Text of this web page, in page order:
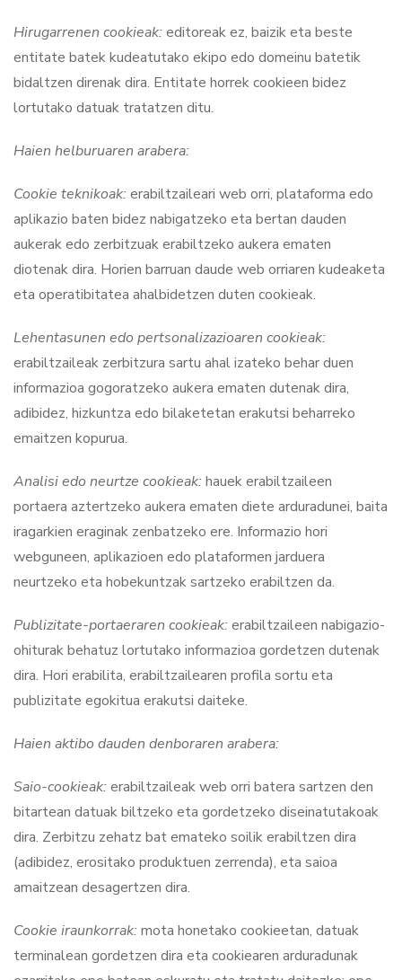
Hirugarrenen cookieak: editoreak ez, baizik eta beste
entitate batek kudeatutako ekipo edo domeinu batetik
bidaltzen direnak dira. Entitate horrek cookieen bidez
lortutako datuak tratatzen ditu.
Haien helburuaren arabera:
Cookie teknikoak: erabiltzaileari web orri, plataforma edo
aplikazio baten bidez nabigatzeko eta bertan dauden
aukerak edo zerbitzuak erabiltzeko aukera ematen
diotenak dira. Horien barruan daude web orriaren kudeaketa
eta operatibitatea ahalbidetzen duten cookieak.
Lehentasunen edo pertsonalizazioaren cookieak:
erabiltzaileak zerbitzura sartu ahal izateko behar duen
informazioa gogoratzeko aukera ematen dutenak dira,
adibidez, hizkuntza edo bilaketetan erakutsi beharreko
emaitzen kopurua.
Analisi edo neurtze cookieak: hauek erabiltzaileen
portaera aztertzeko aukera ematen diete arduradunei, baita
iragarkien eraginak zenbatzeko ere. Informazio hori
webguneen, aplikazioen edo plataformen jarduera
neurtzeko eta hobekuntzak sartzeko erabiltzen da.
Publizitate-portaeraren cookieak: erabiltzaileen nabigazio-
ohiturak behatuz lortutako informazioa gordetzen dutenak
dira. Hori erabilita, erabiltzailearen profila sortu eta
publizitate egokitua erakutsi daiteke.
Haien aktibo dauden denboraren arabera:
Saio-cookieak: erabiltzaileak web orri batera sartzen den
bitartean datuak biltzeko eta gordetzeko diseinatutakoak
dira. Zerbitzu zehatz bat emateko soilik erabiltzen dira
(adibidez, erositako produktuen zerrenda), eta saioa
amaitzean desagertzen dira.
Cookie iraunkorrak: mota honetako cookieetan, datuak
terminalean gordetzen dira eta cookiearen arduradunak